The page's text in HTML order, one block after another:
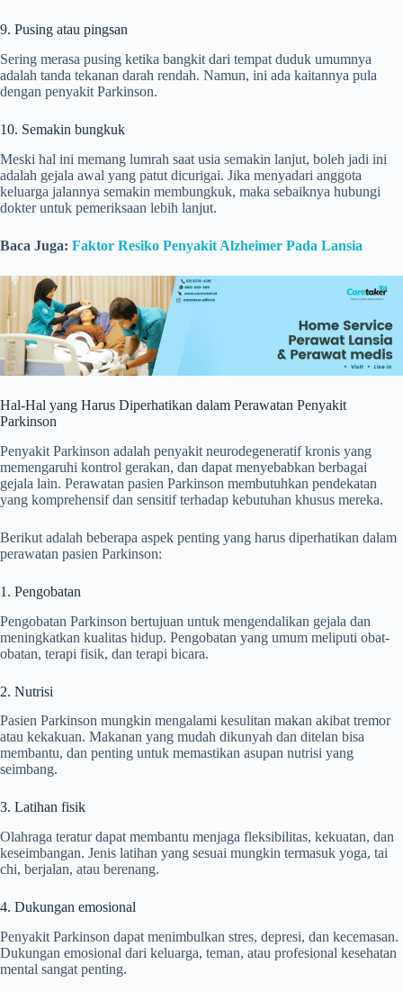
9. Pusing atau pingsan
Sering merasa pusing ketika bangkit dari tempat duduk umumnya
adalah tanda tekanan darah rendah. Namun, ini ada kaitannya pula
dengan penyakit Parkinson.
10. Semakin bungkuk
Meski hal ini memang lumrah saat usia semakin lanjut, boleh jadi ini
adalah gejala awal yang patut dicurigai. Jika menyadari anggota
keluarga jalannya semakin membungkuk, maka sebaiknya hubungi
dokter untuk pemeriksaan lebih lanjut.
Baca Juga: Faktor Resiko Penyakit Alzheimer Pada Lansia
Hal-Hal yang Harus Diperhatikan dalam Perawatan Penyakit
Parkinson
Penyakit Parkinson adalah penyakit neurodegeneratif kronis yang
memengaruhi kontrol gerakan, dan dapat menyebabkan berbagai
gejala lain. Perawatan pasien Parkinson membutuhkan pendekatan
yang komprehensif dan sensitif terhadap kebutuhan khusus mereka.
Berikut adalah beberapa aspek penting yang harus diperhatikan dalam
perawatan pasien Parkinson:
1. Pengobatan
Pengobatan Parkinson bertujuan untuk mengendalikan gejala dan
meningkatkan kualitas hidup. Pengobatan yang umum meliputi obat-
obatan, terapi fisik, dan terapi bicara.
2. Nutrisi
Pasien Parkinson mungkin mengalami kesulitan makan akibat tremor
atau kekakuan. Makanan yang mudah dikunyah dan ditelan bisa
membantu, dan penting untuk memastikan asupan nutrisi yang
seimbang.
3. Latihan fisik
Olahraga teratur dapat membantu menjaga fleksibilitas, kekuatan, dan
keseimbangan. Jenis latihan yang sesuai mungkin termasuk yoga, tai
chi, berjalan, atau berenang.
4. Dukungan emosional
Penyakit Parkinson dapat menimbulkan stres, depresi, dan kecemasan.
Dukungan emosional dari keluarga, teman, atau profesional kesehatan
mental sangat penting.